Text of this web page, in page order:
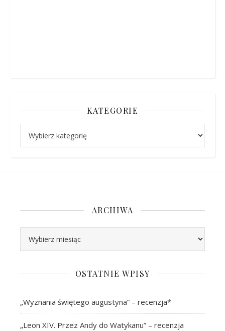
KATEGORIE
ARCHIWA
OSTATNIE WPISY
„Wyznania świętego augustyna” – recenzja*
„Leon XIV. Przez Andy do Watykanu” – recenzja